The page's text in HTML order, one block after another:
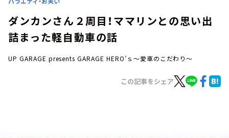
ダンカンさん２周目！ママリンとの思い出
詰まった軽自動車の話
UP GARAGE presents GARAGE HERO’ｓ～愛車のこだわり～
この記事をシェア